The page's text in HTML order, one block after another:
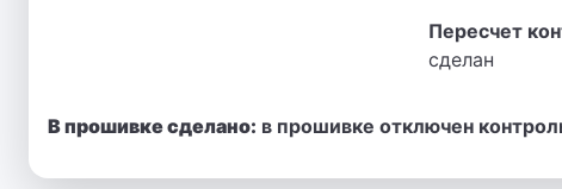
Пересчет
сделан
В прошивке сделано: в прошивке отключен